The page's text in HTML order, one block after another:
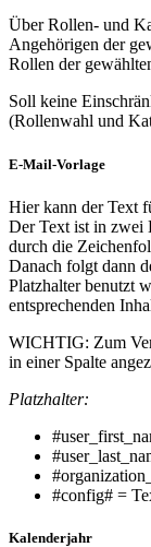
Über Rollen- und
Angehörigen der
Rollen der
Soll keine
(Rollenwahl und
E-Mail-Vorlage
Hier kann der Text
Der Text ist in zwei
durch die
Danach folgt dann
Platzhalter benutzt
entsprechenden
WICHTIG: Zum
in einer Spalte
Platzhalter:
#config# =
Kalenderjahr